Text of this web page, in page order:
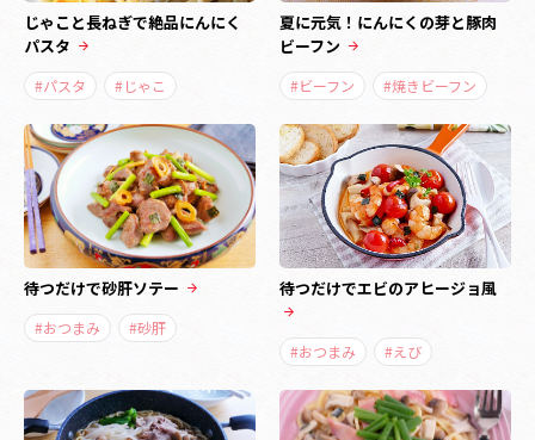
じゃこと長ねぎで絶品にんにく
パスタ
#パスタ #じゃこ
夏に元気！にんにくの芽と豚肉
ビーフン
#ビーフン #焼きビーフン
待つだけで砂肝ソテー
#おつまみ #砂肝
待つだけでエビのアヒージョ風
#おつまみ #えび